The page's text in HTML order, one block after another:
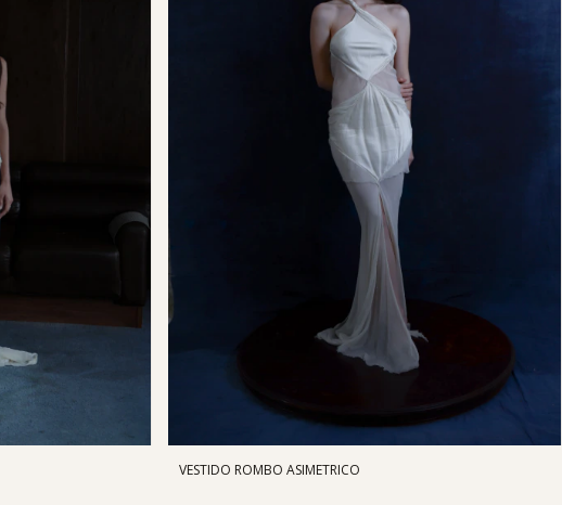
VESTIDO ROMBO ASIMETRICO